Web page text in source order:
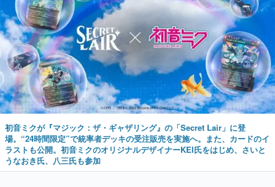
初音ミクが『マジック：ザ・ギャザリング』の「Secret Lair」に登
場。“24時間限定”で統率者デッキの受注販売を実施へ。また、カードのイ
ラストも公開。初音ミクのオリジナルデザイナーKEI氏をはじめ、さいと
うなおき氏、八三氏も参加